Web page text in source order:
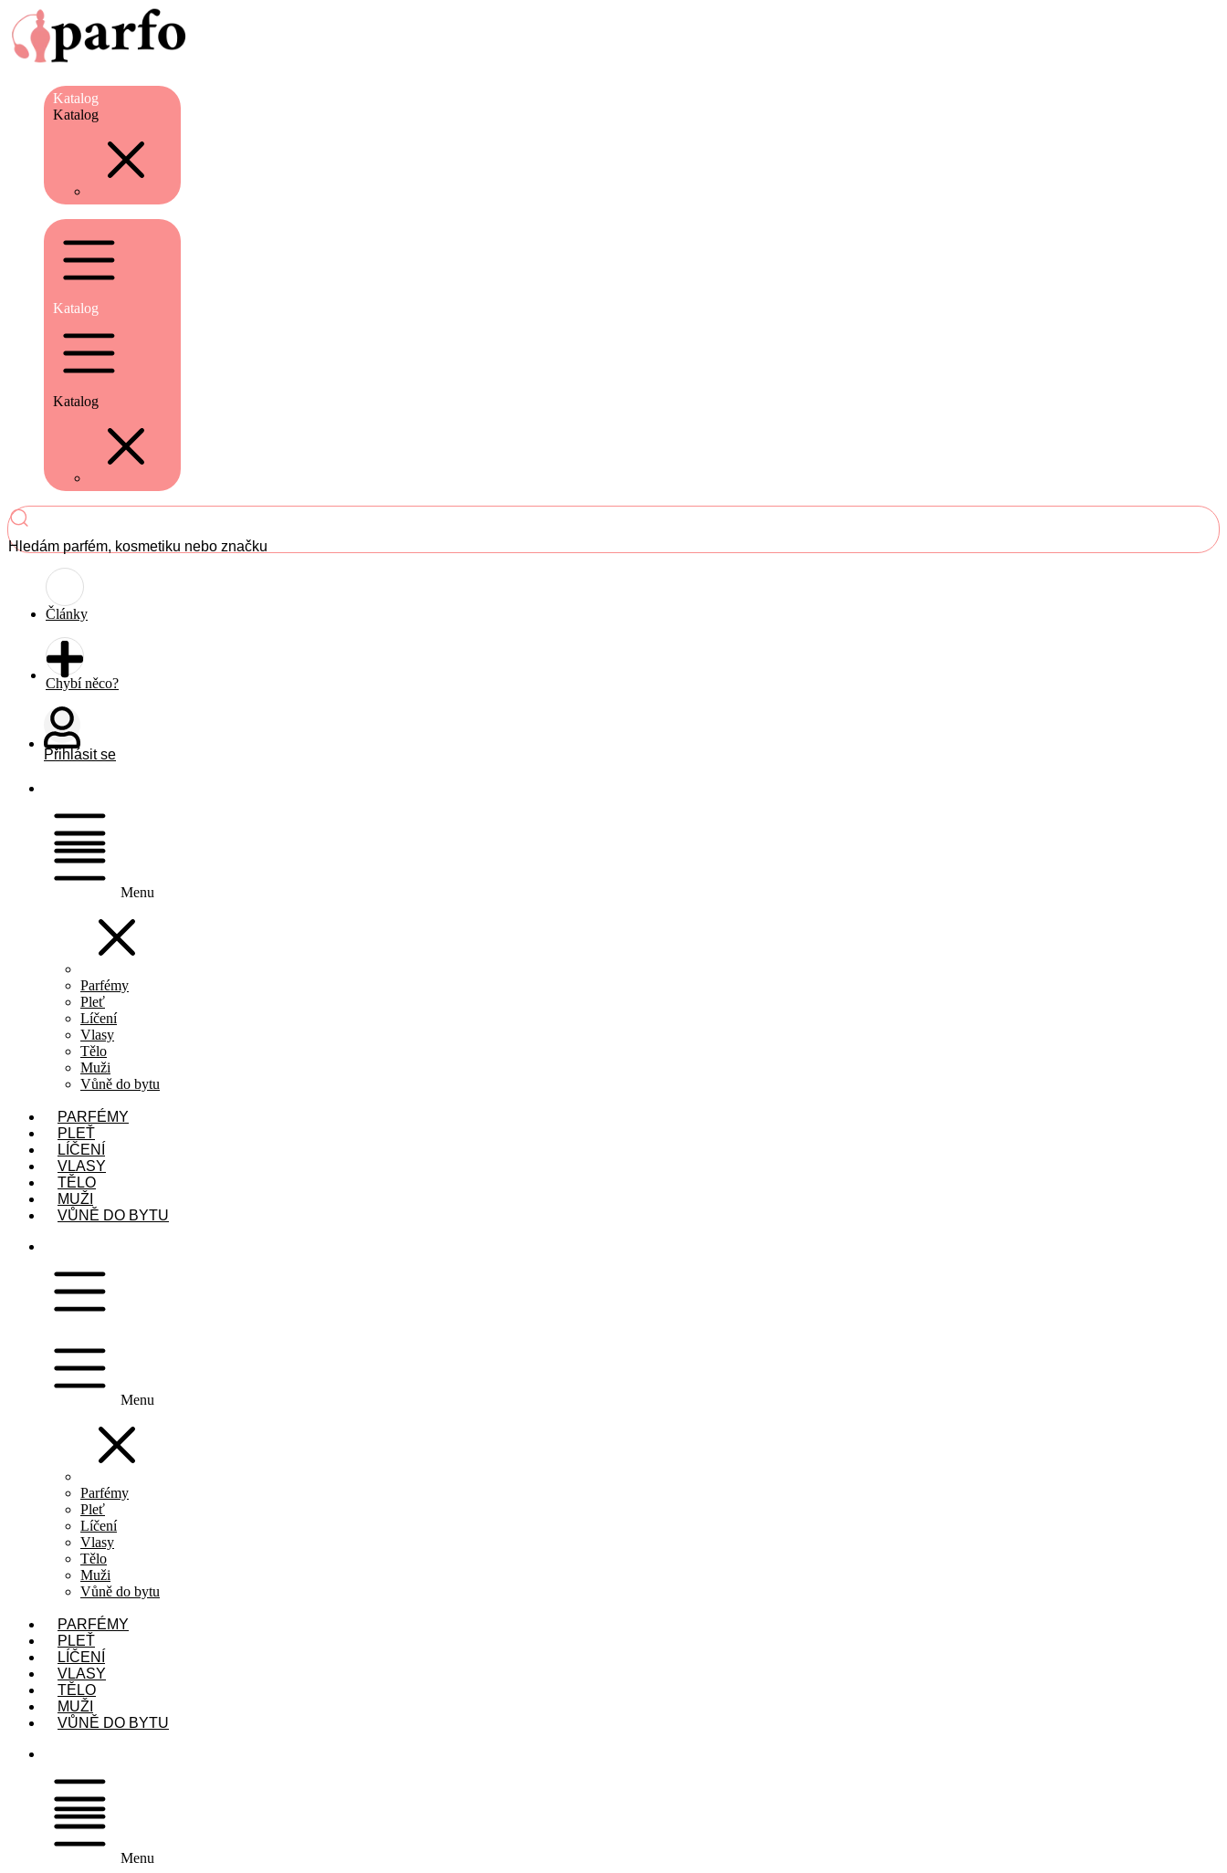
Katalog
Katalog
Katalog
Katalog
Hledám parfém, kosmetiku nebo značku
Články
Chybí něco?
Přihlásit se
Menu
Parfémy
Pleť
Líčení
Vlasy
Tělo
Muži
Vůně do bytu
PARFÉMY
PLEŤ
LÍČENÍ
VLASY
TĚLO
MUŽI
VŮNĚ DO BYTU
Menu
Parfémy
Pleť
Líčení
Vlasy
Tělo
Muži
Vůně do bytu
PARFÉMY
PLEŤ
LÍČENÍ
VLASY
TĚLO
MUŽI
VŮNĚ DO BYTU
Menu